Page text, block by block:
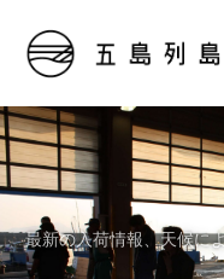
最新の入荷情報、天候に